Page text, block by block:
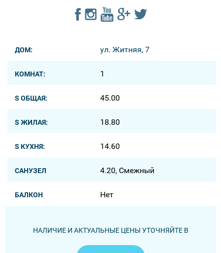
ДОМ: ул. Житняя, 7
КОМНАТ: 1
S ОБЩАЯ: 45.00
S ЖИЛАЯ: 18.80
S КУХНЯ: 14.60
САНУЗЕЛ 4.20, Смежный
БАЛКОН Нет
НАЛИЧИЕ И АКТУАЛЬНЫЕ ЦЕНЫ УТОЧНЯЙТЕ В